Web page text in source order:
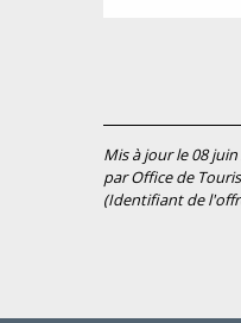
Mis à jour le 08 juin
par Office de
(Identifiant de